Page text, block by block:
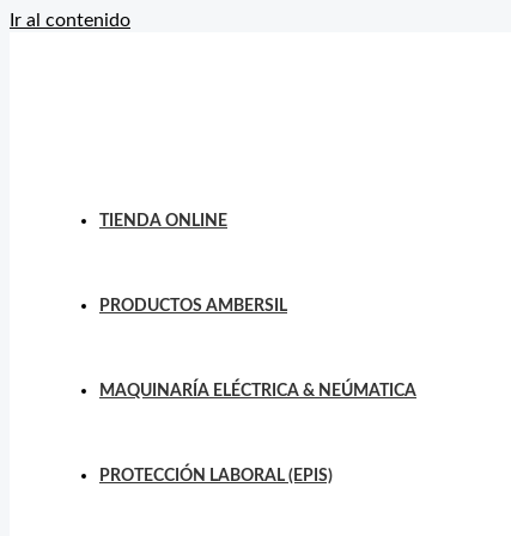
Ir al contenido
TIENDA ONLINE
PRODUCTOS AMBERSIL
MAQUINARÍA ELÉCTRICA & NEÚMATICA
PROTECCIÓN LABORAL (EPIS)